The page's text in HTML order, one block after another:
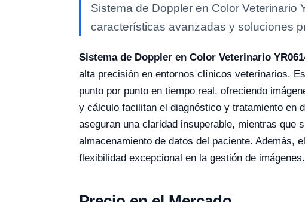
Sistema de Doppler en Color
características avanzadas y soluciones
Sistema de Doppler en Color Veterinario
alta precisión en entornos clínicos veterinarios.
punto por punto en tiempo real, ofreciendo
y cálculo facilitan el diagnóstico y tratamiento en
aseguran una claridad insuperable, mientras que
almacenamiento de datos del paciente. Además,
flexibilidad excepcional en la gestión de imágenes.